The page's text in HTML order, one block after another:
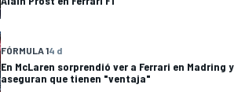
FÓRMULA 14 d
En McLaren sorprendió ver a Ferrari en Madring y
aseguran que tienen "ventaja"